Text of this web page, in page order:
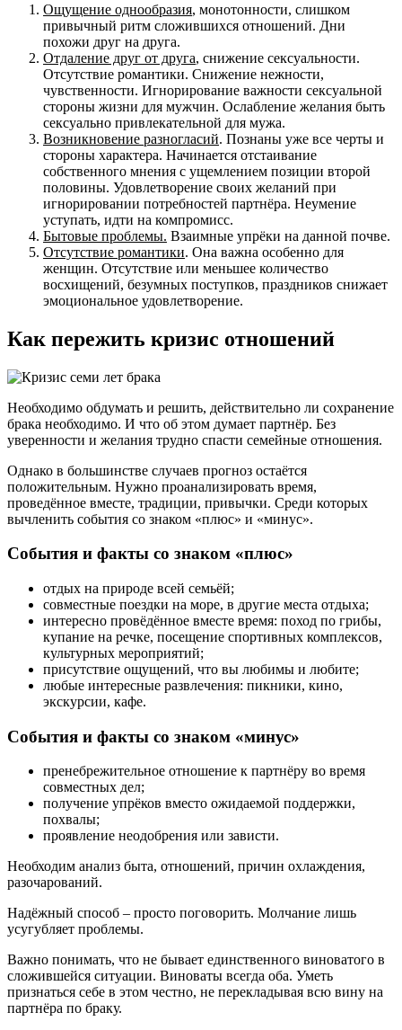
Ощущение однообразия, монотонности, слишком
привычный ритм сложившихся отношений. Дни
похожи друг на друга.
Отдаление друг от друга, снижение сексуальности.
Отсутствие романтики. Снижение нежности,
чувственности. Игнорирование важности сексуальной
стороны жизни для мужчин. Ослабление желания быть
сексуально привлекательной для мужа.
Возникновение разногласий. Познаны уже все черты и
стороны характера. Начинается отстаивание
собственного мнения с ущемлением позиции второй
половины. Удовлетворение своих желаний при
игнорировании потребностей партнёра. Неумение
уступать, идти на компромисс.
Бытовые проблемы. Взаимные упрёки на данной почве.
Отсутствие романтики. Она важна особенно для
женщин. Отсутствие или меньшее количество
восхищений, безумных поступков, праздников снижает
эмоциональное удовлетворение.
Как пережить кризис отношений
Необходимо обдумать и решить, действительно ли сохранение
брака необходимо. И что об этом думает партнёр. Без
уверенности и желания трудно спасти семейные отношения.
Однако в большинстве случаев прогноз остаётся
положительным. Нужно проанализировать время,
проведённое вместе, традиции, привычки. Среди которых
вычленить события со знаком «плюс» и «минус».
События и факты со знаком «плюс»
отдых на природе всей семьёй;
совместные поездки на море, в другие места отдыха;
интересно провёдённое вместе время: поход по грибы,
купание на речке, посещение спортивных комплексов,
культурных мероприятий;
присутствие ощущений, что вы любимы и любите;
любые интересные развлечения: пикники, кино,
экскурсии, кафе.
События и факты со знаком «минус»
пренебрежительное отношение к партнёру во время
совместных дел;
получение упрёков вместо ожидаемой поддержки,
похвалы;
проявление неодобрения или зависти.
Необходим анализ быта, отношений, причин охлаждения,
разочарований.
Надёжный способ – просто поговорить. Молчание лишь
усугубляет проблемы.
Важно понимать, что не бывает единственного виноватого в
сложившейся ситуации. Виноваты всегда оба. Уметь
признаться себе в этом честно, не перекладывая всю вину на
партнёра по браку.